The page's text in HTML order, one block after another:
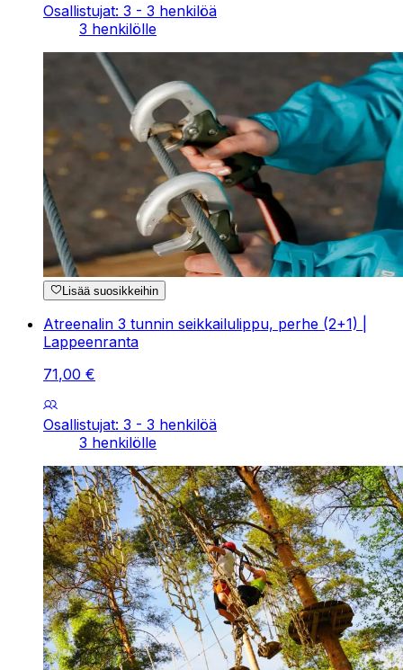
Osallistujat: 3 - 3 henkilöä
3 henkilölle
Lisää suosikkeihin
Atreenalin 3 tunnin seikkailulippu, perhe (2+1) |
Lappeenranta
71,00 €
Osallistujat: 3 - 3 henkilöä
3 henkilölle